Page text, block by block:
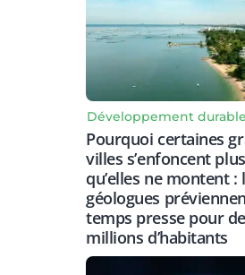
Développement durable
Pourquoi certaines
villes s’enfoncent
qu’elles ne montent :
géologues
temps presse pour
millions d’habitants